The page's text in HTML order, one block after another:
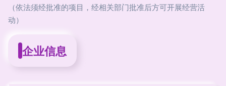
（依法须经批准的项目，经相关部门批准后方可开展经营活
动）
企业信息